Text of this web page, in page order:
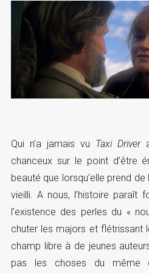
Qui n’a jamais vu Taxi Driver
chanceux sur le point d’être
beauté que lorsqu’elle prend de
vieilli. A nous, l’histoire paraît
l’existence des perles du «
chuter les majors et flétrissant
champ libre à de jeunes
pas les choses du